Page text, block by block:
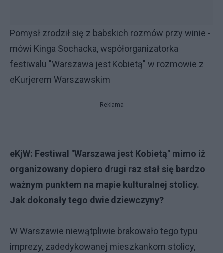
Pomysł zrodził się z babskich rozmów przy winie -
mówi Kinga Sochacka, współorganizatorka
festiwalu "Warszawa jest Kobietą" w rozmowie z
eKurjerem Warszawskim.
Reklama
eKjW: Festiwal "Warszawa jest Kobietą" mimo iż
organizowany dopiero drugi raz stał się bardzo
ważnym punktem na mapie kulturalnej stolicy.
Jak dokonały tego dwie dziewczyny?
W Warszawie niewątpliwie brakowało tego typu
imprezy, zadedykowanej mieszkankom stolicy,